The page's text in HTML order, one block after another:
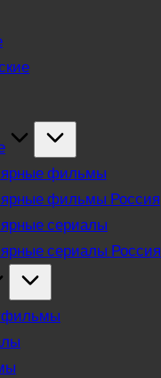
фильмы
фильмы Россия
сериалы
сериалы Россия